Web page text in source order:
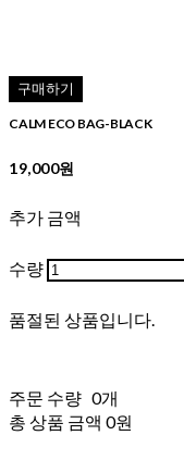
구매하기
CALM ECO BAG-BLACK
19,000원
추가 금액
수량
품절된 상품입니다.
주문 수량 0개
총 상품 금액 0원